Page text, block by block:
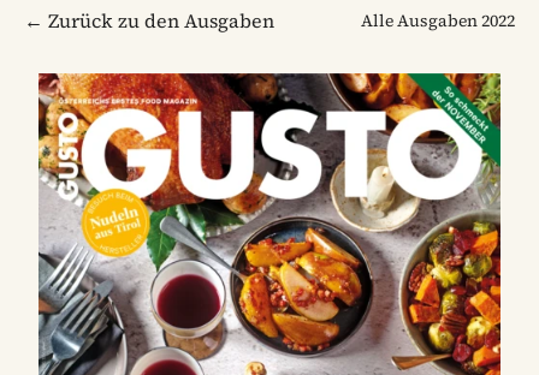
← Zurück zu den Ausgaben Alle Ausgaben2022